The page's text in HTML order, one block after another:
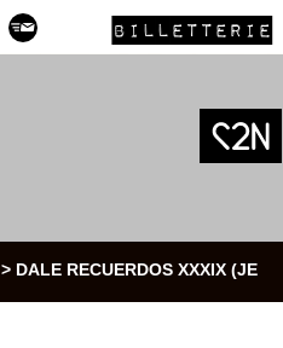
BILLETTERIE
> DALE RECUERDOS XXXIX (JE